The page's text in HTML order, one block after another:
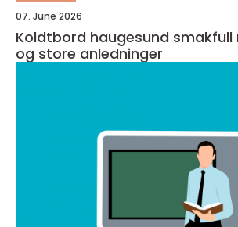
07. June 2026
Koldtbord haugesund smakfull mat til små
og store anledninger